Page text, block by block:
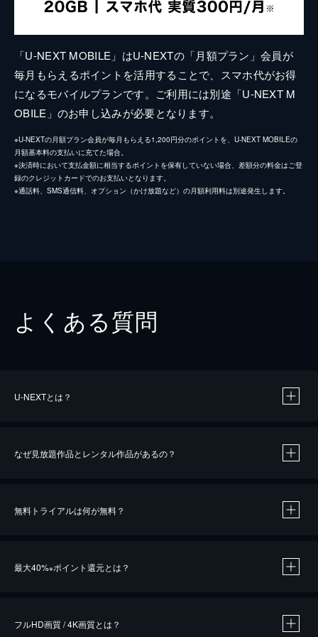
「U-NEXT MOBILE」はU-NEXTの「月額プラン」会員が
毎月もらえるポイントを活用することで、スマホ代がお得
になるモバイルプランです。ご利用には別途「U-NEXT M
OBILE」のお申し込みが必要となります。
※U-NEXTの月額プラン会員が毎月もらえる1,200円分のポイントを、U-NEXT MOBILEの
月額基本料の支払いに充てた場合。
※決済時において支払金額に相当するポイントを保有していない場合、差額分の料金はご登
録のクレジットカードでのお支払いとなります。
※通話料、SMS通信料、オプション（かけ放題など）の月額利用料は別途発生します。
よくある質問
U-NEXTとは？
なぜ見放題作品とレンタル作品があるの？
無料トライアルは何が無料？
最大40%※ポイント還元とは？
フルHD画質 / 4K画質とは？